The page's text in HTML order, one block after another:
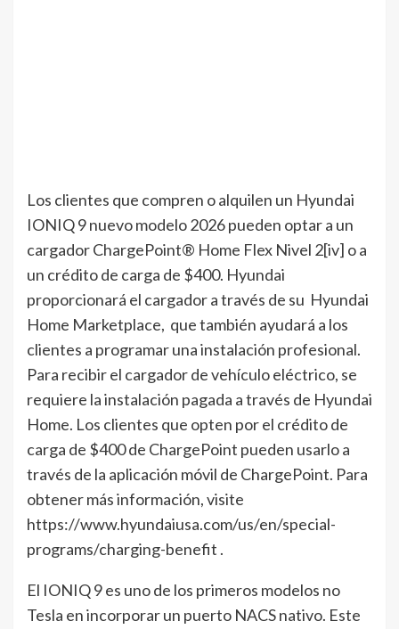
Los clientes que compren o alquilen un Hyundai
IONIQ 9 nuevo modelo 2026 pueden optar a un
cargador ChargePoint® Home Flex Nivel 2[iv] o a
un crédito de carga de $400. Hyundai
proporcionará el cargador a través de su Hyundai
Home Marketplace, que también ayudará a los
clientes a programar una instalación profesional.
Para recibir el cargador de vehículo eléctrico, se
requiere la instalación pagada a través de Hyundai
Home. Los clientes que opten por el crédito de
carga de $400 de ChargePoint pueden usarlo a
través de la aplicación móvil de ChargePoint. Para
obtener más información, visite
https://www.hyundaiusa.com/us/en/special-
programs/charging-benefit .
El IONIQ 9 es uno de los primeros modelos no
Tesla en incorporar un puerto NACS nativo. Este